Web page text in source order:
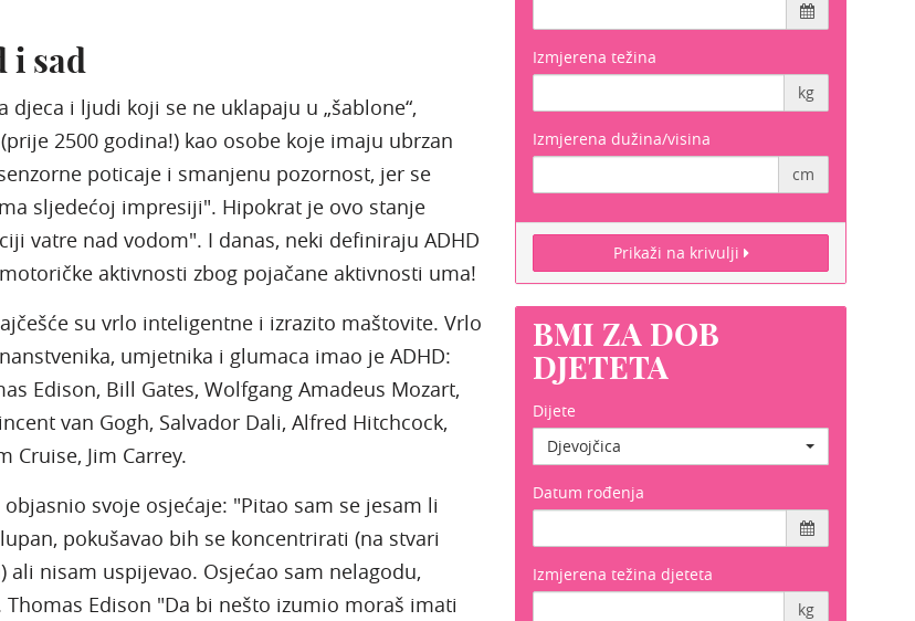
i sad
djeca i ljudi koji se ne uklapaju u „šablone“,
2500 godina!) kao osobe koje imaju ubrzan
poticaje i smanjenu pozornost, jer se
sljedećoj impresiji". Hipokrat je ovo stanje
vatre nad vodom". I danas, neki definiraju ADHD
aktivnosti zbog pojačane aktivnosti uma!
su vrlo inteligentne i izrazito maštovite. Vrlo
umjetnika i glumaca imao je ADHD:
Edison, Bill Gates, Wolfgang Amadeus Mozart,
van Gogh, Salvador Dali, Alfred Hitchcock,
Cruise, Jim Carrey.
svoje osjećaje: "Pitao sam se jesam li
pokušavao bih se koncentrirati (na stvari
ali nisam uspijevao. Osjećao sam nelagodu,
Edison "Da bi nešto izumio moraš imati
Izmjerena težina
kg
Izmjerena dužina/visina
cm
Prikaži na krivulji
BMI ZA DOB
DJETETA
Dijete
Djevojčica
Datum rođenja
Izmjerena težina djeteta
kg